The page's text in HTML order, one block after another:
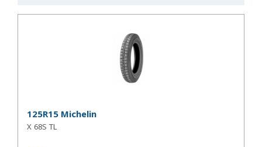
125R15 Michelin
X 68S TL